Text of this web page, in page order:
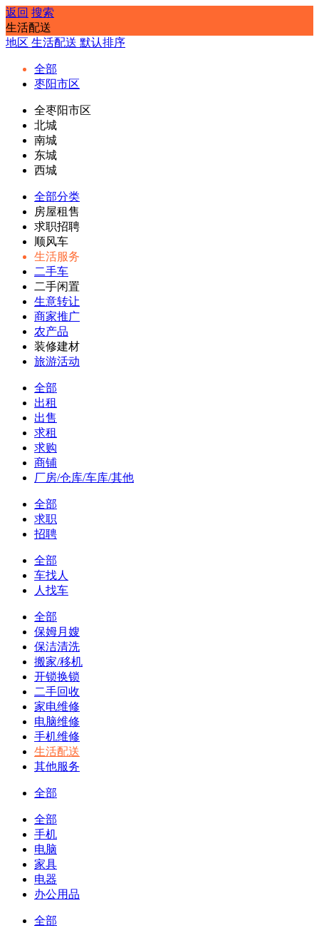
返回 搜索
生活配送
地区 生活配送 默认排序
全部
枣阳市区
全枣阳市区
北城
南城
东城
西城
全部分类
房屋租售
求职招聘
顺风车
生活服务
二手车
二手闲置
生意转让
商家推广
农产品
装修建材
旅游活动
全部
出租
出售
求租
求购
商铺
厂房/仓库/车库/其他
全部
求职
招聘
全部
车找人
人找车
全部
保姆月嫂
保洁清洗
搬家/移机
开锁换锁
二手回收
家电维修
电脑维修
手机维修
生活配送
其他服务
全部
全部
手机
电脑
家具
电器
办公用品
全部